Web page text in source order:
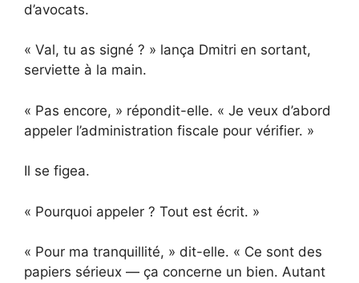
d’avocats.
« Val, tu as signé ? » lança Dmitri en sortant,
serviette à la main.
« Pas encore, » répondit-elle. « Je veux d’abord
appeler l’administration fiscale pour vérifier. »
Il se figea.
« Pourquoi appeler ? Tout est écrit. »
« Pour ma tranquillité, » dit-elle. « Ce sont des
papiers sérieux — ça concerne un bien. Autant